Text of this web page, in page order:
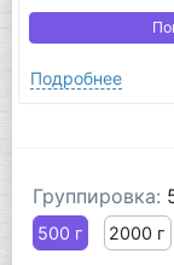
Подробнее
Группировка:
500 г 2000 г